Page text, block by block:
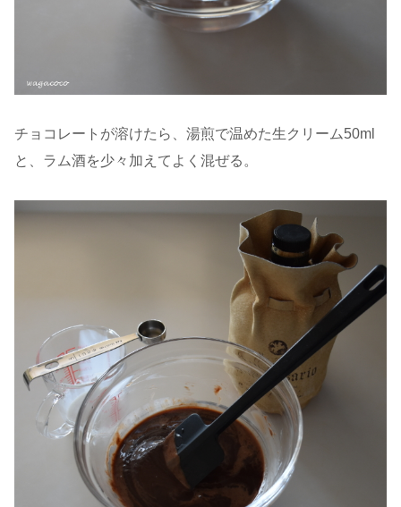
チョコレートが溶けたら、湯煎で温めた生クリーム50ml
と、ラム酒を少々加えてよく混ぜる。